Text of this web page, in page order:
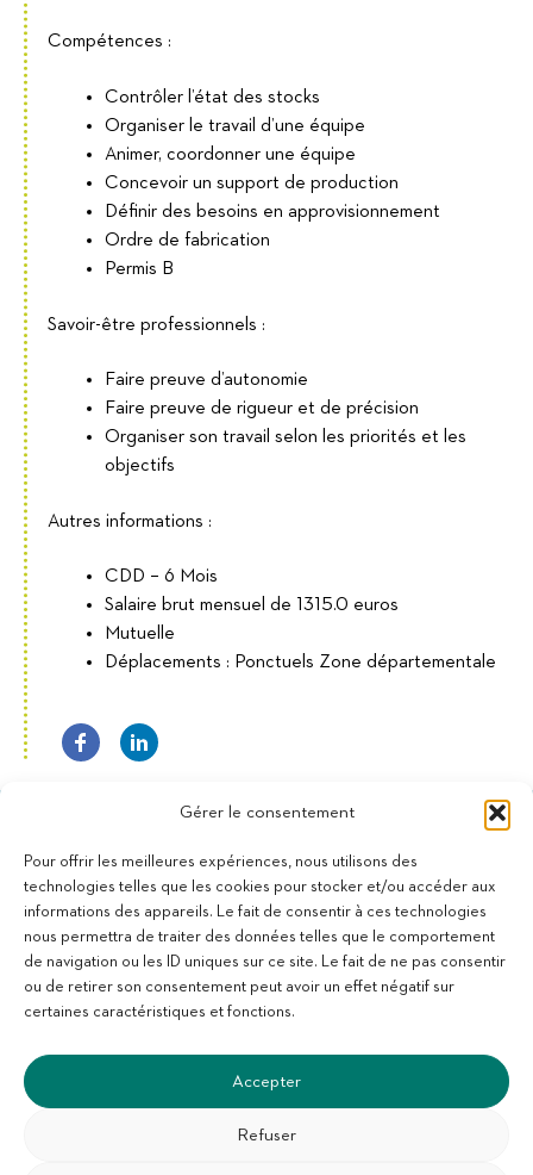
Gérer le consentement
Pour offrir les meilleures expériences, nous utilisons des
technologies telles que les cookies pour stocker et/ou accéder aux
informations des appareils. Le fait de consentir à ces technologies
nous permettra de traiter des données telles que le comportement
de navigation ou les ID uniques sur ce site. Le fait de ne pas consentir
ou de retirer son consentement peut avoir un effet négatif sur
certaines caractéristiques et fonctions.
Accepter
Refuser
Compétences :
Contrôler l’état des stocks
Organiser le travail d’une équipe
Animer, coordonner une équipe
Concevoir un support de production
Définir des besoins en approvisionnement
Ordre de fabrication
Permis B
Savoir-être professionnels :
Faire preuve d’autonomie
Faire preuve de rigueur et de précision
Organiser son travail selon les priorités et les
objectifs
Autres informations :
CDD – 6 Mois
Salaire brut mensuel de 1315.0 euros
Mutuelle
Déplacements : Ponctuels Zone départementale
11 bis Rue des Novalles
21240 Talant - France
+33 (0)3 80 59 22 88
Membre de la Fédération des Aveugles de France
Membre du collectif Les Éditeurs Atypiques